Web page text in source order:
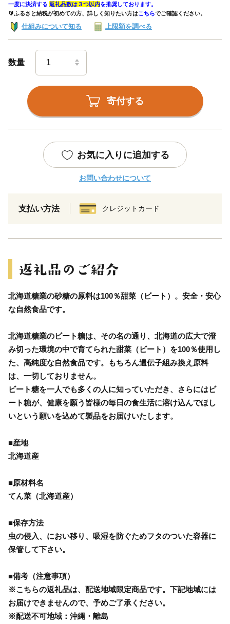
一度に決済する 返礼品数は３つ以内を推奨しております。
🔰ふるさと納税が初めての方、詳しく知りたい方はこちらでご確認ください。
仕組みについて知る 上限額を調べる
数量
寄付する
お気に入りに追加する
お問い合わせについて
支払い方法 クレジットカード
北海道糖業の砂糖の原料は100％甜菜（ビート）。安全・安心
な自然食品です。
北海道糖業のビート糖は、その名の通り、北海道の広大で澄
み切った環境の中で育てられた甜菜（ビート）を100％使用し
た、高純度な自然食品です。もちろん遺伝子組み換え原料
は、一切しておりません。
ビート糖を一人でも多くの人に知っていただき、さらにはビ
ート糖が、健康を願う皆様の毎日の食生活に溶け込んでほし
いという願いを込めて製品をお届けいたします。
■産地
北海道産
■原材料名
てん菜（北海道産）
■保存方法
虫の侵入、におい移り、吸湿を防ぐためフタのついた容器に
保管して下さい。
■備考（注意事項）
※こちらの返礼品は、配送地域限定商品です。下記地域には
お届けできませんので、予めご了承ください。
※配送不可地域：沖縄・離島